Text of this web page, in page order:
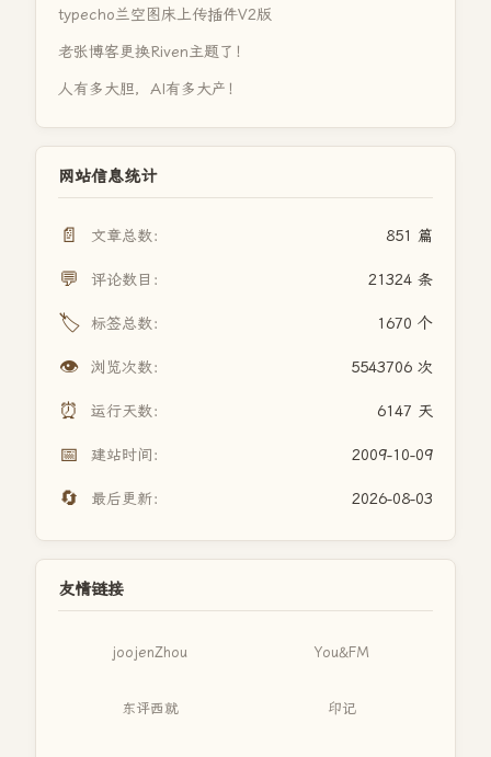
typecho兰空图床上传插件V2版
老张博客更换Riven主题了！
人有多大胆，AI有多大产！
网站信息统计
📄 文章总数： 851 篇
💬 评论数目： 21324 条
🏷️ 标签总数： 1670 个
👁️ 浏览次数： 5543706 次
⏰ 运行天数： 6147 天
📅 建站时间： 2009-10-09
🔄 最后更新： 2026-08-03
友情链接
joojenZhou You&FM
东评西就 印记